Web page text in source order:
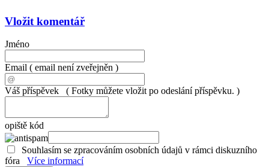
Vložit komentář
Jméno
Email ( email není zveřejněn )
Váš příspěvek ( Fotky můžete vložit po odeslání příspěvku. )
opiště kód
Souhlasím se zpracováním osobních údajů v rámci diskuzního
fóra
Více informací